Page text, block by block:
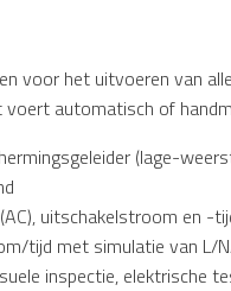
voor het uitvoeren van
automatisch of
(lage-
uitschakelstroom en -
tijd met simulatie van L/
inspectie, elektrische